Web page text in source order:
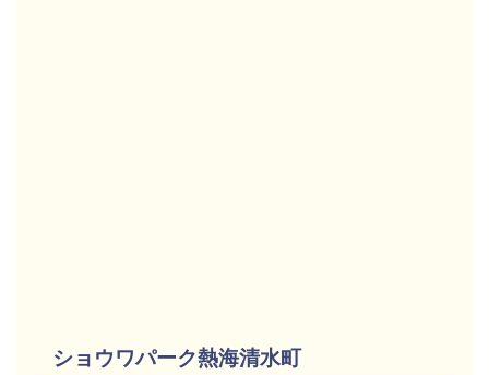
ショウワパーク熱海清水町